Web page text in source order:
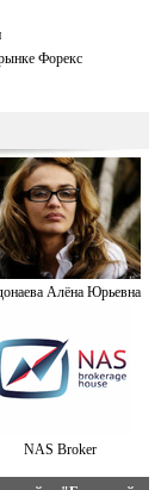
Форекс
Алёна Юрьевна
NAS Broker